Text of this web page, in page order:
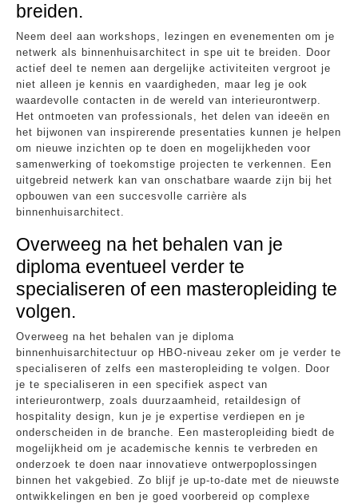
breiden.
Neem deel aan workshops, lezingen en evenementen om je
netwerk als binnenhuisarchitect in spe uit te breiden. Door
actief deel te nemen aan dergelijke activiteiten vergroot je
niet alleen je kennis en vaardigheden, maar leg je ook
waardevolle contacten in de wereld van interieurontwerp.
Het ontmoeten van professionals, het delen van ideeën en
het bijwonen van inspirerende presentaties kunnen je helpen
om nieuwe inzichten op te doen en mogelijkheden voor
samenwerking of toekomstige projecten te verkennen. Een
uitgebreid netwerk kan van onschatbare waarde zijn bij het
opbouwen van een succesvolle carrière als
binnenhuisarchitect.
Overweeg na het behalen van je
diploma eventueel verder te
specialiseren of een masteropleiding te
volgen.
Overweeg na het behalen van je diploma
binnenhuisarchitectuur op HBO-niveau zeker om je verder te
specialiseren of zelfs een masteropleiding te volgen. Door
je te specialiseren in een specifiek aspect van
interieurontwerp, zoals duurzaamheid, retaildesign of
hospitality design, kun je je expertise verdiepen en je
onderscheiden in de branche. Een masteropleiding biedt de
mogelijkheid om je academische kennis te verbreden en
onderzoek te doen naar innovatieve ontwerpoplossingen
binnen het vakgebied. Zo blijf je up-to-date met de nieuwste
ontwikkelingen en ben je goed voorbereid op complexe